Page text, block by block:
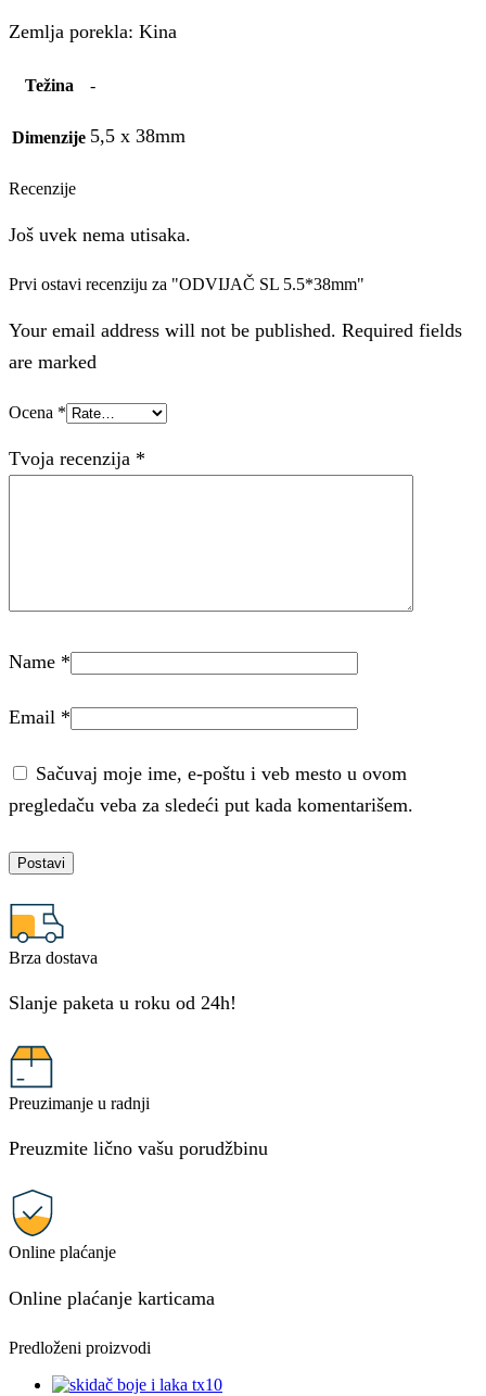
Zemlja porekla: Kina
Težina -
Dimenzije 5,5 x 38mm
Recenzije
Još uvek nema utisaka.
Prvi ostavi recenziju za "ODVIJAČ SL 5.5*38mm"
Your email address will not be published. Required fields
are marked
Ocena *
Tvoja recenzija *
Name *
Email *
Sačuvaj moje ime, e-poštu i veb mesto u ovom
pregledaču veba za sledeći put kada komentarišem.
Brza dostava
Slanje paketa u roku od 24h!
Preuzimanje u radnji
Preuzmite lično vašu porudžbinu
Online plaćanje
Online plaćanje karticama
Predloženi proizvodi